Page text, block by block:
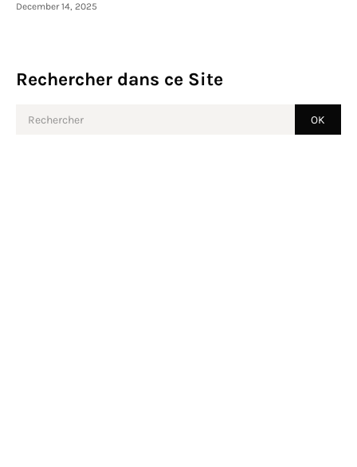
December 14, 2025
Rechercher dans ce Site